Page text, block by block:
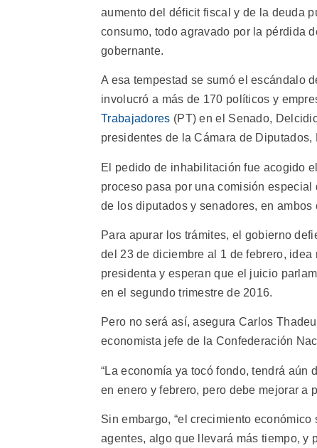
aumento del déficit fiscal y de la deuda
consumo, todo agravado por la pérdida
gobernante.
A esa tempestad se sumó el escándalo
involucró a más de 170 políticos y
Trabajadores (PT) en el Senado,
presidentes de la Cámara de
El pedido de inhabilitación fue acogido
proceso pasa por una comisión
de los diputados y senadores, en
Para apurar los trámites, el gobierno
del 23 de diciembre al 1 de febrero,
presidenta y esperan que el juicio
en el segundo trimestre de 2016.
Pero no será así, asegura Carlos
economista jefe de la Confederación
“La economía ya tocó fondo, tendrá
en enero y febrero, pero debe mejorar a
Sin embargo, “el crecimiento
agentes, algo que llevará más tiempo, y